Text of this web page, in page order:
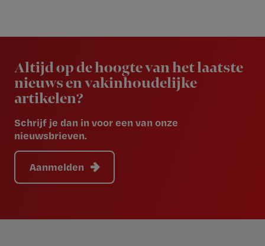
Altijd op de hoogte van het laatste
nieuws en vakinhoudelijke
artikelen?
Schrijf je dan in voor een van onze
nieuwsbrieven.
Aanmelden